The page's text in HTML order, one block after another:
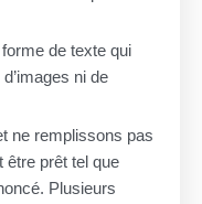
de texte qui
ni de
ne remplissons pas
prêt tel que
Plusieurs